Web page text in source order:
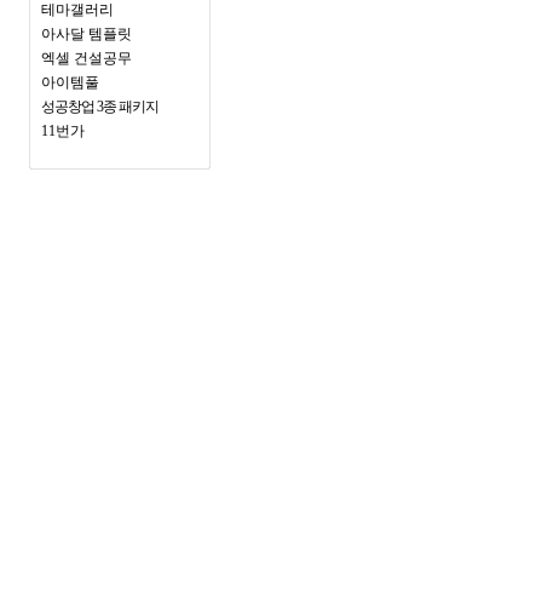
테마갤러리
아사달 템플릿
엑셀 건설공무
아이템풀
성공창업 3종 패키지
11번가